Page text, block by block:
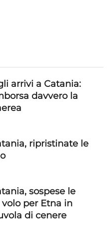
informazioni
precisi,
a informazioni
e
Erogare
arrivi a Catania:
davvero la
ripristinate le
sospese le
per Etna in
di cenere